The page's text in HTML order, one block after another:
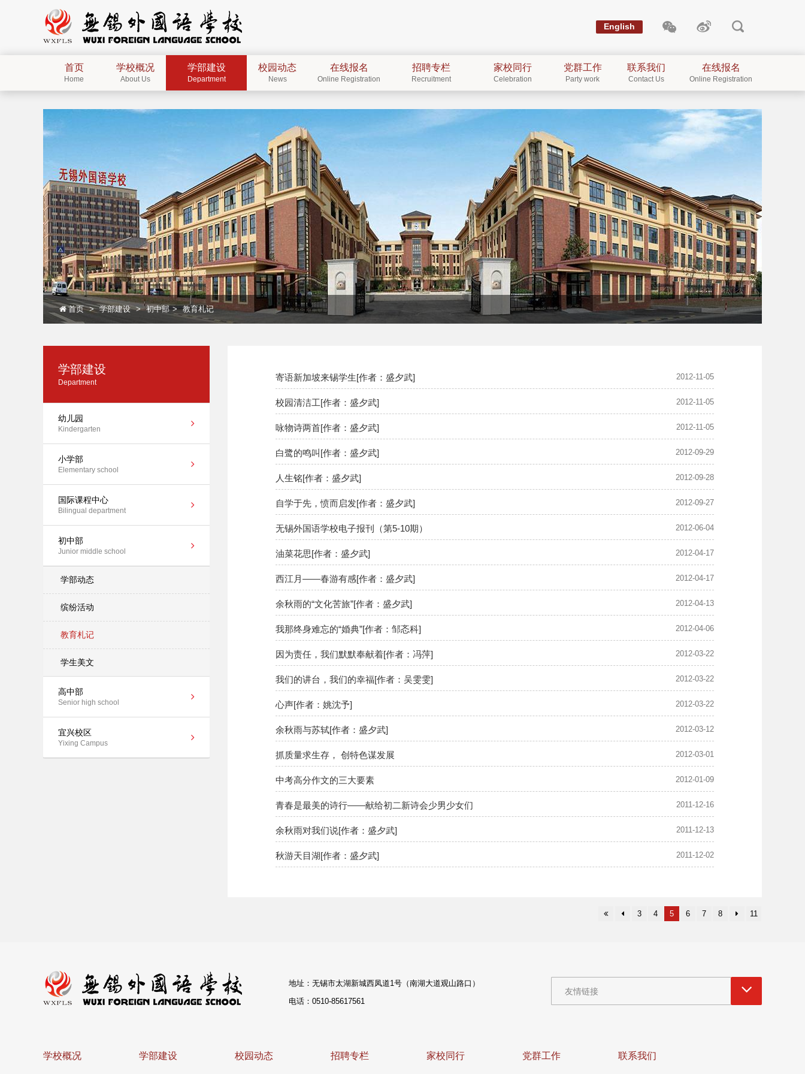
English
首页
Home
学校概况
About Us
学部建设
Department
校园动态
News
在线报名
Online Registration
招聘专栏
Recruitment
家校同行
Celebration
党群工作
Party work
联系我们
Contact Us
在线报名
Online Registration
首页 学部建设 初中部 教育札记
学部建设
Department
幼儿园
Kindergarten
小学部
Elementary school
国际课程中心
Bilingual department
初中部
Junior middle school
学部动态
缤纷活动
教育札记
学生美文
高中部
Senior high school
宜兴校区
Yixing Campus
寄语新加坡来锡学生[作者：盛夕武] 2012-11-05
校园清洁工[作者：盛夕武] 2012-11-05
咏物诗两首[作者：盛夕武] 2012-11-05
白鹭的鸣叫[作者：盛夕武] 2012-09-29
人生铭[作者：盛夕武] 2012-09-28
自学于先，愤而启发[作者：盛夕武] 2012-09-27
无锡外国语学校电子报刊（第5-10期） 2012-06-04
油菜花思[作者：盛夕武] 2012-04-17
西江月——春游有感[作者：盛夕武] 2012-04-17
余秋雨的“文化苦旅”[作者：盛夕武] 2012-04-13
我那终身难忘的“婚典”[作者：邹忞科] 2012-04-06
因为责任，我们默默奉献着[作者：冯萍] 2012-03-22
我们的讲台，我们的幸福[作者：吴雯雯] 2012-03-22
心声[作者：姚沈予] 2012-03-22
余秋雨与苏轼[作者：盛夕武] 2012-03-12
抓质量求生存， 创特色谋发展 2012-03-01
中考高分作文的三大要素 2012-01-09
青春是最美的诗行——献给初二新诗会少男少女们 2011-12-16
余秋雨对我们说[作者：盛夕武] 2011-12-13
秋游天目湖[作者：盛夕武] 2011-12-02
3 4 5 6 7 8 11
地址：无锡市太湖新城西凤道1号（南湖大道观山路口）
电话：0510-85617561
友情链接
学校概况 学部建设 校园动态 招聘专栏 家校同行 党群工作 联系我们